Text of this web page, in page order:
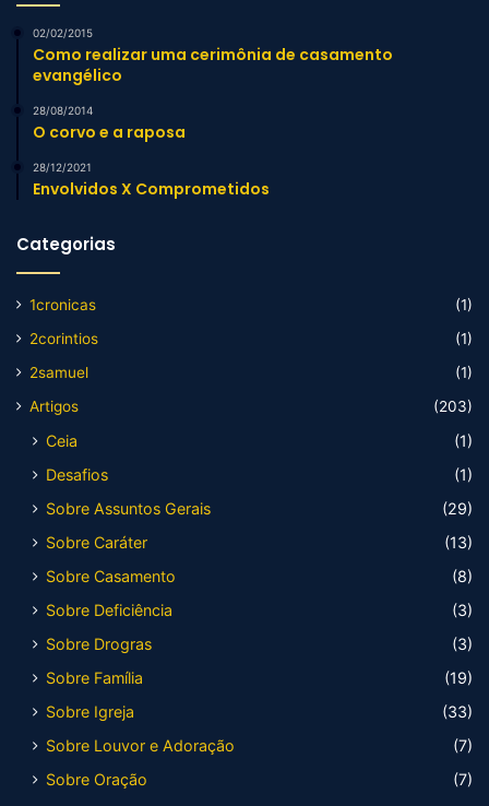
02/02/2015
Como realizar uma cerimônia de casamento
evangélico
28/08/2014
O corvo e a raposa
28/12/2021
Envolvidos X Comprometidos
Categorias
1cronicas
(1)
2corintios
(1)
2samuel
(1)
Artigos
(203)
Ceia
(1)
Desafios
(1)
Sobre Assuntos Gerais
(29)
Sobre Caráter
(13)
Sobre Casamento
(8)
Sobre Deficiência
(3)
Sobre Drogras
(3)
Sobre Família
(19)
Sobre Igreja
(33)
Sobre Louvor e Adoração
(7)
Sobre Oração
(7)